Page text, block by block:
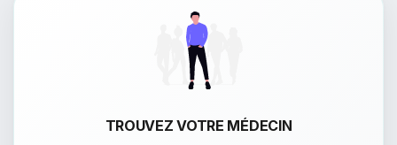
TROUVEZ VOTRE MÉDECIN